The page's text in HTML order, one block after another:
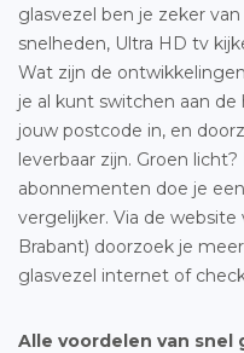
glasvezel ben je zeker
snelheden, Ultra HD tv
Wat zijn de
je al kunt switchen aan de
jouw postcode in, en
leverbaar zijn. Groen
abonnementen doe je
vergelijker. Via de
Brabant) doorzoek je
glasvezel internet of
Alle voordelen van